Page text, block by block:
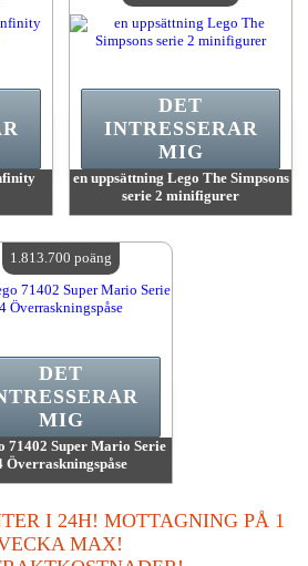
en uppsättning Lego The Simpsons
serie 2 minifigurer
Antal tillgängliga:
DET
INTRESSERAR
MIG
71402 Super Mario Serie
Överraskningspåse
DET
MIG
1.813.700 poäng
I 24H! MOTTAGNING PÅ 1
MAX!